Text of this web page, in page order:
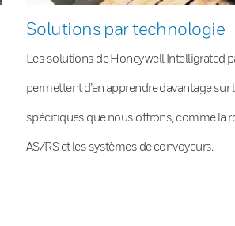
Solutions par technologie
Les solutions de Honeywell Intelligrated
permettent d’en apprendre davantage
spécifiques que nous offrons, comme la
AS/RS et les systèmes de convoyeurs.